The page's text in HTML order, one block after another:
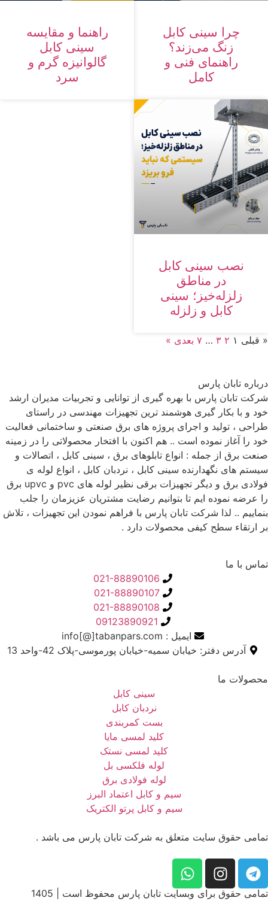
چرا سینی کابل
زنگ می‌زند؟
راهنمای فنی و
کامل
راهنما و مقایسه
سینی کابل
گالوانیزه گرم و
سرد
نصب سینی کابل
در مناطق
زلزله‌خیز؛ سینی
کابل و زلزله
« قبلی ۱ ۲ ۳ … ۷ بعدی »
درباره تابان پارس
شرکت تابان پارس با بهره گیری از توانایی و تجربیات مدیران ارشد
خود و با بکار گیری هوشمند ترین تجهیزات مهندسی در راستای
طراحی ، تولید و اجرای پروژه های برق صنعتی و ساختمانی فعالیت
خود را آغاز نموده است .. هم اکنون با افتخار محصولاتی را در زمینه
صنعت برق از جمله : انواع تابلوهای برق ، سینی کابل ، اتصالات و
سیستم های نگهدارنده سینی کابل ، نردبان کابل ، انواع لوله ی
فولادی برق و دیگر تجهیزات برقی نظیر لوله های pvc و upvc برق
را عرضه نموده ایم تا بتوانیم رضایت مشتریان عزیزمان را جلب
بنماییم .. لذا شرکت تابان پارس با فراهم نمودن این تجهیزات ، تلاش
بر ارتقاء سطح کیفی محصولات دارد .
تماس با ما
021-88890106
021-88890107
021-88890108
09123890921
ایمیل : info[@]tabanpars.com
آدرس دفتر: خیابان سمیه-خیابان پورموسی-پلاک 42-واحد 13
محصولات ما
سینی کابل
نردبان کابل
بست کمربندی
کلید لمسی مایا
کلید لمسی نستک
لوله فلکسی بل
لوله فولادی برق
سیم و کابل اعتماد البرز
سیم و کابل پرتو الکتریک
تمامی حقوق سایت متعلق به شرکت تابان پارس می باشد .
تمامی حقوق برای وبسایت تابان پارس محفوظ است | 1405